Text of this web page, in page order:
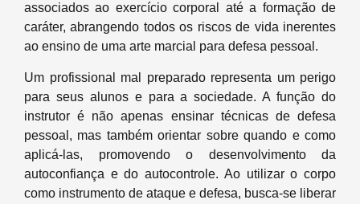
associados ao exercício corporal até a formação de
caráter, abrangendo todos os riscos de vida inerentes
ao ensino de uma arte marcial para defesa pessoal.
Um profissional mal preparado representa um perigo
para seus alunos e para a sociedade. A função do
instrutor é não apenas ensinar técnicas de defesa
pessoal, mas também orientar sobre quando e como
aplicá-las, promovendo o desenvolvimento da
autoconfiança e do autocontrole. Ao utilizar o corpo
como instrumento de ataque e defesa, busca-se liberar